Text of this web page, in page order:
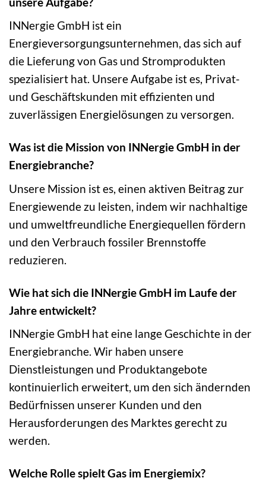
INNergie GmbH ist ein
Energieversorgungsunternehmen, das sich auf
die Lieferung von Gas und Stromprodukten
spezialisiert hat. Unsere Aufgabe ist es, Privat-
und Geschäftskunden mit effizienten und
zuverlässigen Energielösungen zu versorgen.
Was ist die Mission von INNergie GmbH in der
Energiebranche?
Unsere Mission ist es, einen aktiven Beitrag zur
Energiewende zu leisten, indem wir nachhaltige
und umweltfreundliche Energiequellen fördern
und den Verbrauch fossiler Brennstoffe
reduzieren.
Wie hat sich die INNergie GmbH im Laufe der
Jahre entwickelt?
INNergie GmbH hat eine lange Geschichte in der
Energiebranche. Wir haben unsere
Dienstleistungen und Produktangebote
kontinuierlich erweitert, um den sich ändernden
Bedürfnissen unserer Kunden und den
Herausforderungen des Marktes gerecht zu
werden.
Welche Rolle spielt Gas im Energiemix?